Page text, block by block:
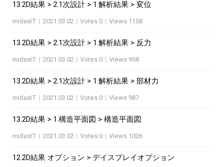
13.2D結果 > 2.1次設計 > 1.解析結果 > 変位
midasIT | 2021.03.02 | Votes 0 | Views 1158
13.2D結果 > 2.1次設計 > 1.解析結果 > 反力
midasIT | 2021.03.02 | Votes 0 | Views 958
13.2D結果 > 2.1次設計 > 1.解析結果 > 部材力
midasIT | 2021.03.02 | Votes 0 | Views 987
13.2D結果 > 1.構造平面図 > 構造平面図
midasIT | 2021.03.02 | Votes 0 | Views 1026
12.2D結果 オプション > デイスプレイオプション